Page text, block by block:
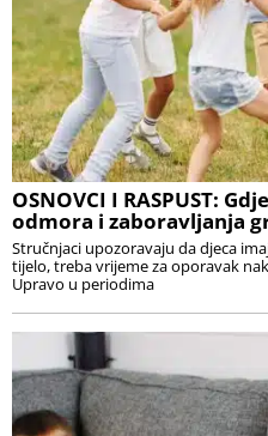
OSNOVCI I RASPUST:
odmora i zaboravljanja
Stručnjaci upozoravaju da djeca
tijelo, treba vrijeme za oporavak
Upravo u periodima